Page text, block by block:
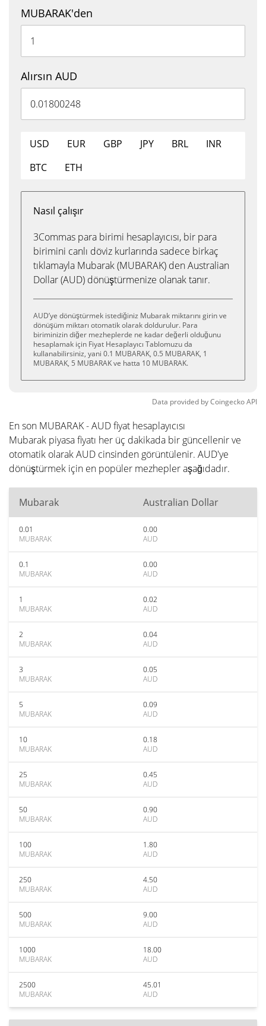
MUBARAK'den
Alırsın AUD
USD EUR GBP JPY BRL
INR
BTC
ETH
Nasıl çalışır
3Commas para birimi hesaplayıcısı, bir para
birimini canlı döviz kurlarında sadece birkaç
tıklamayla Mubarak (MUBARAK) den Australian
Dollar (AUD) dönüştürmenize olanak tanır.
AUD’ye dönüştürmek istediğiniz Mubarak miktarını girin ve
dönüşüm miktarı otomatik olarak doldurulur. Para
biriminizin diğer mezheplerde ne kadar değerli olduğunu
hesaplamak için Fiyat Hesaplayıcı Tablomuzu da
kullanabilirsiniz, yani 0.1 MUBARAK, 0.5 MUBARAK, 1
MUBARAK, 5 MUBARAK ve hatta 10 MUBARAK.
Data provided byCoingeckoAPI
En son MUBARAK - AUD fiyat hesaplayıcısı
Mubarak piyasa fiyatı her üç dakikada bir güncellenir ve
otomatik olarak AUD cinsinden görüntülenir. AUD'ye
dönüştürmek için en popüler mezhepler aşağıdadır.
Mubarak Australian Dollar
0.01
MUBARAK
0.00
AUD
0.1
MUBARAK
0.00
AUD
1
MUBARAK
0.02
AUD
2
MUBARAK
0.04
AUD
3
MUBARAK
0.05
AUD
5
MUBARAK
0.09
AUD
10
MUBARAK
0.18
AUD
25
MUBARAK
0.45
AUD
50
MUBARAK
0.90
AUD
100
MUBARAK
1.80
AUD
250
MUBARAK
4.50
AUD
500
MUBARAK
9.00
AUD
1000
MUBARAK
18.00
AUD
2500
MUBARAK
45.01
AUD